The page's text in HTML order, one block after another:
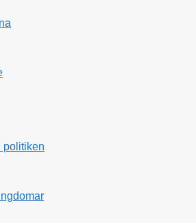
politiken